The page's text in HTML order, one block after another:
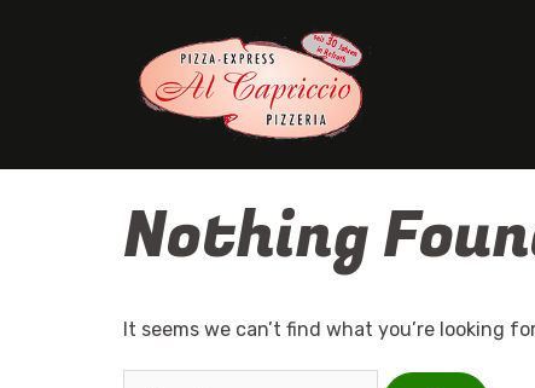
Nothing
It seems we can’t find what you’re looking